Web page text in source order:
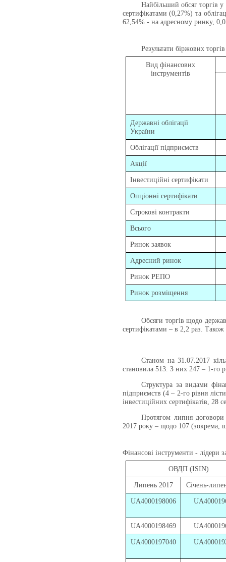
Найбільший обсяг торгів
сертифікатами (0,27%) та
62,54% - на адресному ринку,
Результати біржових
Вид фінансових
інструментів
Державні облігації
України
Облігації підприємств
Акції
Інвестиційні сертифікати
Опціонні сертифікати
Строкові контракти
Всього
Ринок заявок
Адресний ринок
Ринок РЕПО
Ринок розміщення
Обсяги торгів щодо
сертифікатами – в 2,2 раз.
Станом на 31.07.2017
становила 513. З них 247 – 1-го
Структура за видами
підприємств (4 – 2-го рівня
інвестиційних сертифікатів, 28
Протягом липня
2017 року – щодо 107 (зокрема,
Фінансові інструменти - лідери
ОВДП (ISIN)
Липень2017 Січень-
UA4000198006
UA4000198469
UA4000197040